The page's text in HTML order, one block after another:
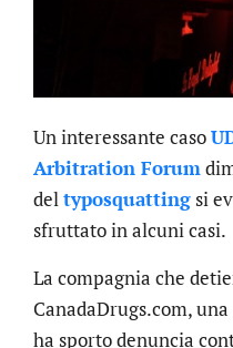
Un interessante caso
Arbitration Forum
deltyposquattingsi
sfruttato in alcuni casi.
La compagnia che
CanadaDrugs.com,
ha sporto denuncia